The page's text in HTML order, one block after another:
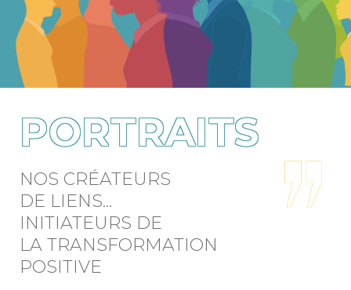
PORTRAITS
NOS CRÉATEURS
DE LIENS…
INITIATEURS DE
LA TRANSFORMATION
POSITIVE